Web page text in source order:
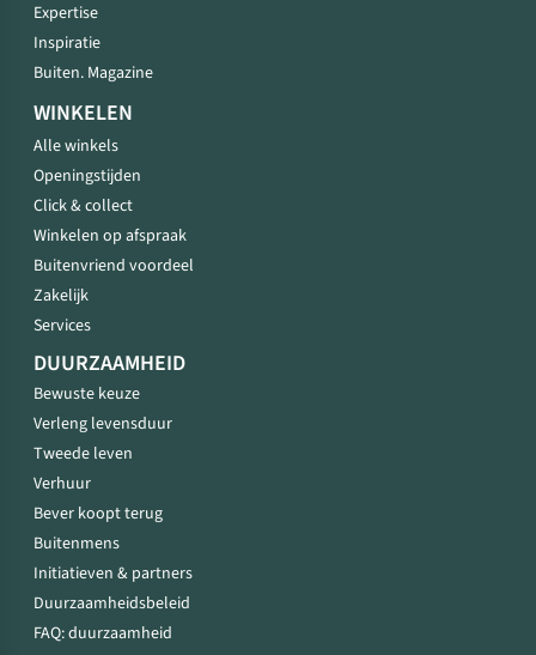
Expertise
Inspiratie
Buiten. Magazine
WINKELEN
Alle winkels
Openingstijden
Click & collect
Winkelen op afspraak
Buitenvriend voordeel
Zakelijk
Services
DUURZAAMHEID
Bewuste keuze
Verleng levensduur
Tweede leven
Verhuur
Bever koopt terug
Buitenmens
Initiatieven & partners
Duurzaamheidsbeleid
FAQ: duurzaamheid